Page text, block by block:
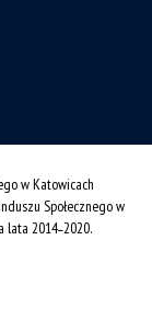
w Katowicach
Społecznego w
lata 2014˗2020.